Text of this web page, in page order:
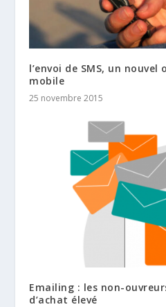
l’envoi de SMS, un
mobile
25 novembre 2015
Emailing : les non-
d’achat élevé